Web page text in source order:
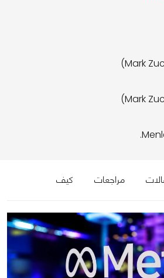
مراجعات كيف